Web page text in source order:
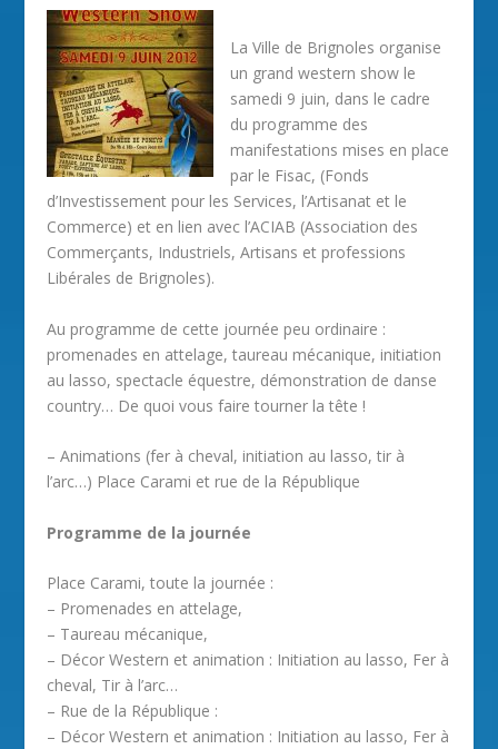
La Ville de Brignoles organise
un grand western show le
samedi 9 juin, dans le cadre
du programme des
manifestations mises en place
par le Fisac, (Fonds
d’Investissement pour les Services, l’Artisanat et le
Commerce) et en lien avec l’ACIAB (Association des
Commerçants, Industriels, Artisans et professions
Libérales de Brignoles).
Au programme de cette journée peu ordinaire :
promenades en attelage, taureau mécanique, initiation
au lasso, spectacle équestre, démonstration de danse
country… De quoi vous faire tourner la tête !
– Animations (fer à cheval, initiation au lasso, tir à
l’arc…) Place Carami et rue de la République
Programme de la journée
Place Carami, toute la journée :
– Promenades en attelage,
– Taureau mécanique,
– Décor Western et animation : Initiation au lasso, Fer à
cheval, Tir à l’arc…
– Rue de la République :
– Décor Western et animation : Initiation au lasso, Fer à